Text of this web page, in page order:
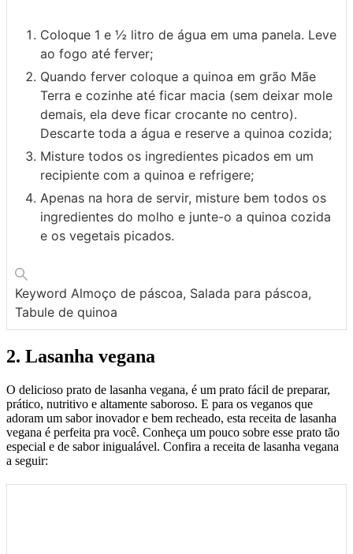
Coloque 1 e ½ litro de água em uma panela. Leve
ao fogo até ferver;
Quando ferver coloque a quinoa em grão Mãe
Terra e cozinhe até ficar macia (sem deixar mole
demais, ela deve ficar crocante no centro).
Descarte toda a água e reserve a quinoa cozida;
Misture todos os ingredientes picados em um
recipiente com a quinoa e refrigere;
Apenas na hora de servir, misture bem todos os
ingredientes do molho e junte-o a quinoa cozida
e os vegetais picados.
Keyword Almoço de páscoa, Salada para páscoa,
Tabule de quinoa
2. Lasanha vegana
O delicioso prato de lasanha vegana, é um prato fácil de preparar,
prático, nutritivo e altamente saboroso. E para os veganos que
adoram um sabor inovador e bem recheado, esta receita de lasanha
vegana é perfeita pra você. Conheça um pouco sobre esse prato tão
especial e de sabor inigualável. Confira a receita de lasanha vegana
a seguir: